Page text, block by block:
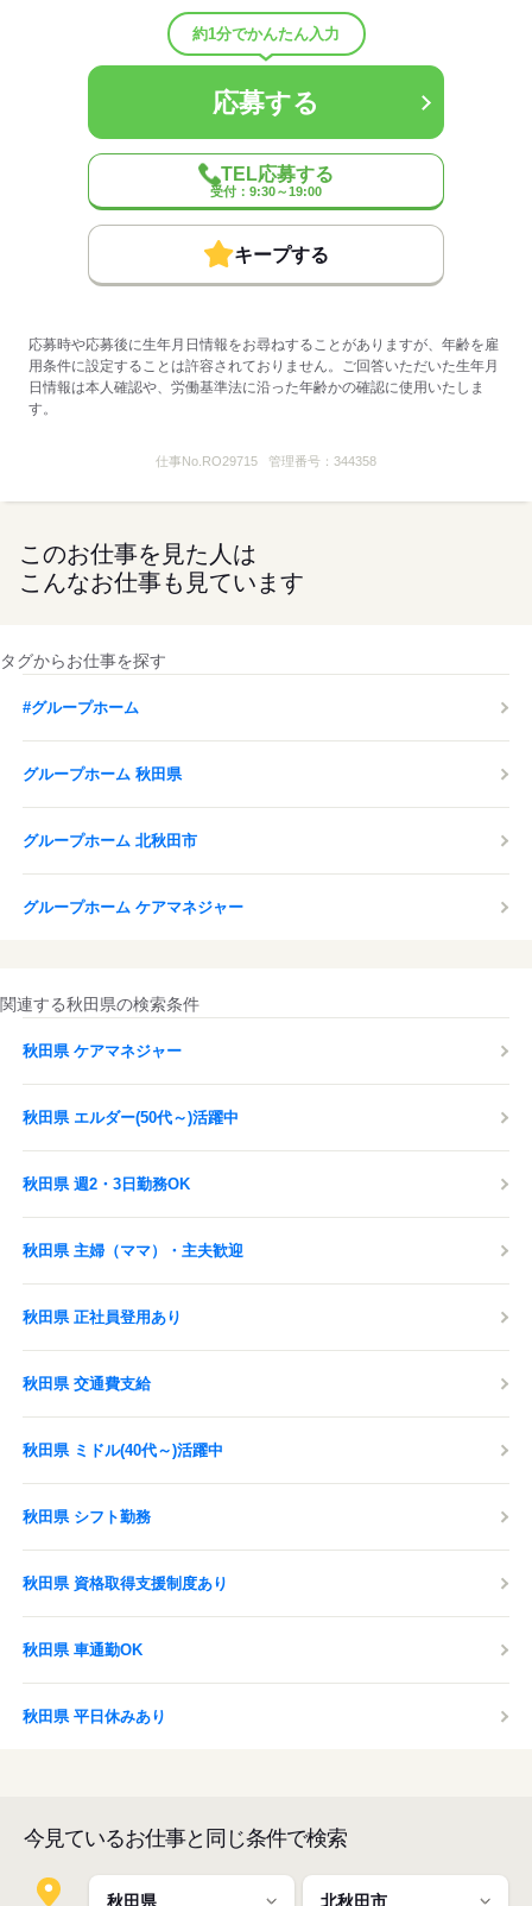
◆受動喫煙対策あり（屋内禁煙）
◆車通勤可（施設により異なる）
◆バイク通勤可
◆給与前払い制度あり（稼働分・規定あり）
◆定年制度あり：60歳（60歳以降については1年ごとの契約更新によ
る継続雇用制度あり）
実際に勤務した分の給与を、給料日前に受け取ることができる制度
※未勤務分の給与を受け取る前借り制度ではありません。
※入社翌月の第5営業日より利用可能です。
【契約期間・試用期間】
契約期間：期間の定め無し
試用期間：有（3ヶ月）
※雇用形態・給与は同条件
応募する
約1分でかんたん入力
応募する
TEL応募する
受付：9:30～19:00
キープする
応募時や応募後に生年月日情報をお尋ねすることがありますが、年齢を雇
用条件に設定することは許容されておりません。ご回答いただいた生年月
日情報は本人確認や、労働基準法に沿った年齢かの確認に使用いたしま
す。
仕事No. RO29715 管理番号：344358
このお仕事を見た人は
こんなお仕事も見ています
タグからお仕事を探す
#グループホーム
グループホーム 秋田県
グループホーム 北秋田市
グループホーム ケアマネジャー
関連する秋田県の検索条件
秋田県 ケアマネジャー
秋田県 エルダー(50代～)活躍中
秋田県 週2・3日勤務OK
秋田県 主婦（ママ）・主夫歓迎
秋田県 正社員登用あり
秋田県 交通費支給
秋田県 ミドル(40代～)活躍中
秋田県 シフト勤務
秋田県 資格取得支援制度あり
秋田県 車通勤OK
秋田県 平日休みあり
今見ているお仕事と同じ条件で検索